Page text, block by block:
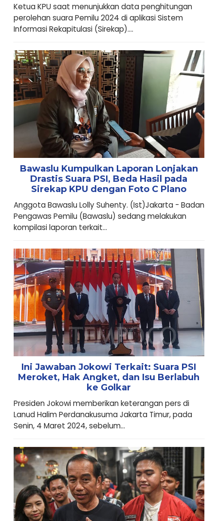
Ketua KPU saat menunjukkan data penghitungan
perolehan suara Pemilu 2024 di aplikasi Sistem
Informasi Rekapitulasi (Sirekap)....
Bawaslu Kumpulkan Laporan Lonjakan
Drastis Suara PSI, Beda Hasil pada
Sirekap KPU dengan Foto C Plano
Anggota Bawaslu Lolly Suhenty. (Ist)Jakarta - Badan
Pengawas Pemilu (Bawaslu) sedang melakukan
kompilasi laporan terkait...
Ini Jawaban Jokowi Terkait: Suara PSI
Meroket, Hak Angket, dan Isu Berlabuh
ke Golkar
Presiden Jokowi memberikan keterangan pers di
Lanud Halim Perdanakusuma Jakarta Timur, pada
Senin, 4 Maret 2024, sebelum...